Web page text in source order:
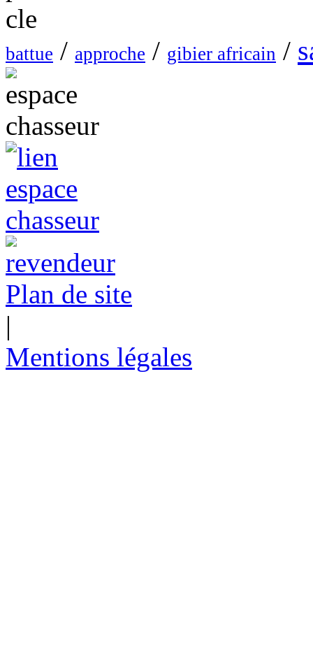
battue / approche / gibier africain /
Plan de site
|
Mentions légales